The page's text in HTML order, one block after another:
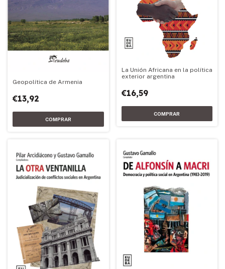
Geopolítica de Armenia
€13,92
La Unión Africana en la política
exterior argentina
€16,59